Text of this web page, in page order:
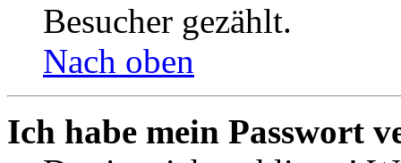
Besucher gezählt.
Nach oben
Ich habe mein Passwort